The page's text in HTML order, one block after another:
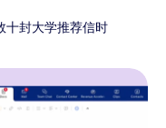
十封大学推荐信时